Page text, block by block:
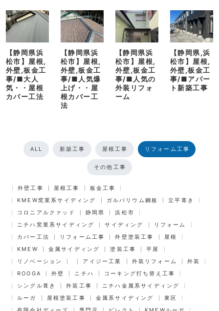
【静岡県浜
松市】屋根,
外壁,板金工
事/■大人
気・・屋根
カバー工法
【静岡県浜
松市】屋根,
外壁,板金工
事/■人気爆
上げ・・屋
根カバー工
法
【静岡県浜
松市】屋根,
外壁,板金工
事/■人気の
外装リフォ
ーム
【静岡県,浜
松市】屋根,
外壁,板金工
事/■アパー
ト新築工事
ALL 新築工事 屋根工事 リフォーム工事
その他工事
外壁工事 屋根工事
板金工事
KMEW窯業系サイディング
ガルバリウム鋼板
立平葺き
コロニアルクァッド
静岡県
浜松市
ニチハ窯業系サイディング
サイディング
リフォーム
カバー工法
リフォーム工事 外壁塗装工事
屋根
KMEW
金属サイディング 塗装工事
平屋
リノベーション
アイジー工業 外装リフォーム
外装
ROOGA
外壁 ニチハ
コーキング打ち替え工事
シングル葺き
外装工事
ニチハ金属系サイディング
ルーガ
屋根塗装工事 金属系サイディング
東区